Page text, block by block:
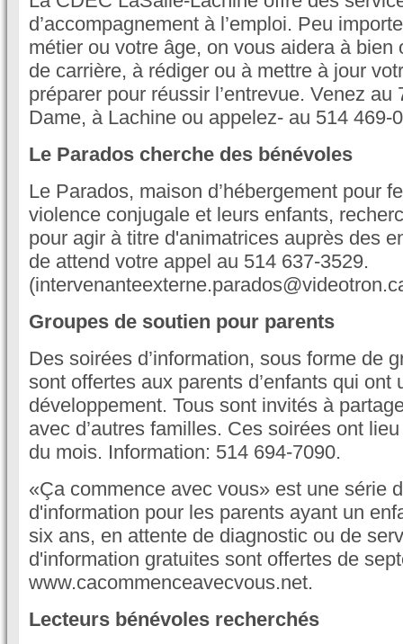
d’accompagnement à l’emploi. Peu
métier ou votre âge, on vous aidera à bien
de carrière, à rédiger ou à mettre à jour
préparer pour réussir l’entrevue. Venez au
Dame, à Lachine ou appelez- au 514 469-
Le Parados cherche des bénévoles
Le Parados, maison d’hébergement pour
violence conjugale et leurs enfants,
pour agir à titre d'animatrices auprès des
de attend votre appel au 514 637-3529.
Groupes de soutien pour parents
Des soirées d’information, sous forme de
sont offertes aux parents d’enfants qui ont
développement. Tous sont invités à
avec d’autres familles. Ces soirées ont
du mois. Information: 514 694-7090.
«Ça commence avec vous» est une série
d'information pour les parents ayant un
six ans, en attente de diagnostic ou de
d'information gratuites sont offertes de
www.cacommenceavecvous.net.
Lecteurs bénévoles recherchés